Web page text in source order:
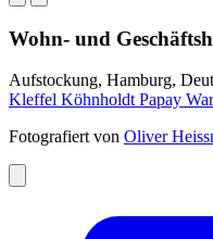
Wohn- und
Aufstockung, Hamburg,
Kleffel Köhnholdt Papay
Fotografiert von Oliver